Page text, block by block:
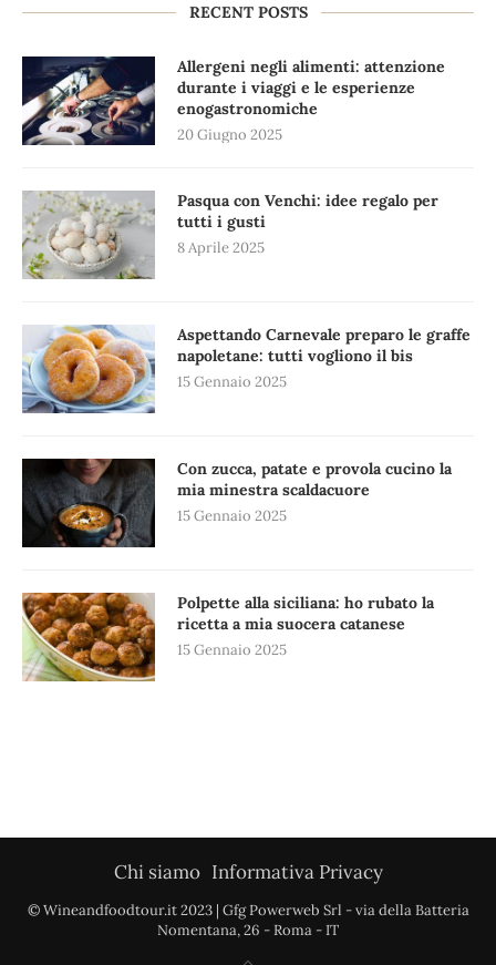
RECENT POSTS
Allergeni negli alimenti: attenzione
durante i viaggi e le esperienze
enogastronomiche
20 Giugno 2025
Pasqua con Venchi: idee regalo per
tutti i gusti
8 Aprile 2025
Aspettando Carnevale preparo le graffe
napoletane: tutti vogliono il bis
15 Gennaio 2025
Con zucca, patate e provola cucino la
mia minestra scaldacuore
15 Gennaio 2025
Polpette alla siciliana: ho rubato la
ricetta a mia suocera catanese
15 Gennaio 2025
Chi siamo Informativa Privacy
© Wineandfoodtour.it 2023 | Gfg Powerweb Srl - via della Batteria
Nomentana, 26 - Roma - IT